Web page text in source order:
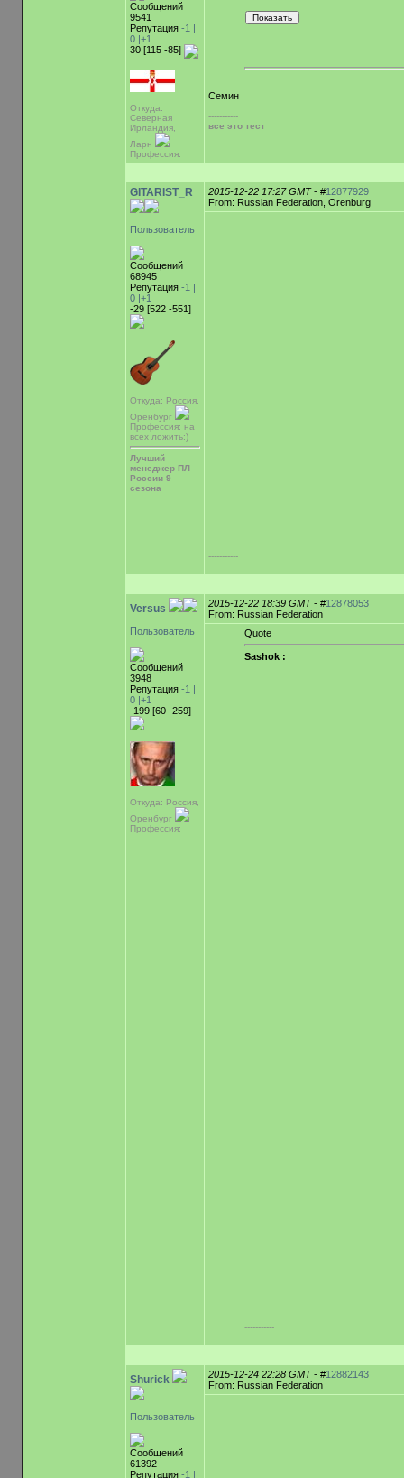
Сообщений
9541
Репутация -1 |
0 |+1
30 [115 -85]
Откуда:
Северная
Ирландия,
Ларн
Профессия:
Семин
-----------
все это тест
GITARIST_R
Пользователь
Сообщений
68945
Репутация -1 |
0 |+1
-29 [522 -551]
Откуда: Россия,
Оренбург
Профессия: на
всех ложить:)
Лучший
менеджер ПЛ
России 9
сезона
2015-12-22 17:27 GMT- #12877929
From: Russian Federation, Orenburg
-----------
Versus
Пользователь
Сообщений
3948
Репутация -1 |
0 |+1
-199 [60 -259]
Откуда: Россия,
Оренбург
Профессия:
2015-12-22 18:39 GMT- #12878053
From: Russian Federation
Quote
Sashok :
-----------
Shurick
Пользователь
Сообщений
61392
Репутация -1 |
2015-12-24 22:28 GMT- #12882143
From: Russian Federation